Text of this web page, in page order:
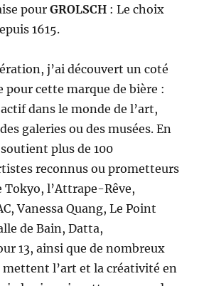
pourGROLSCH : Le choix
1615.
j’ai découvert un coté
cette marque de bière :
dans le monde de l’art,
galeries ou des musées. En
plus de 100
reconnus ou prometteurs
Tokyo, l’Attrape-Rêve,
Vanessa Quang, Le Point
de Bain, Datta,
13, ainsi que de nombreux
l’art et la créativité en